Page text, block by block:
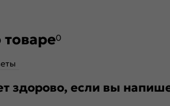
0
здорово, если вы